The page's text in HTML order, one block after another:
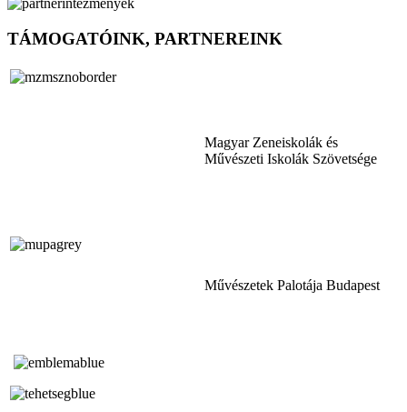
TÁMOGATÓINK, PARTNEREINK
Magyar Zeneiskolák és
Művészeti Iskolák Szövetsége
Művészetek Palotája Budapest